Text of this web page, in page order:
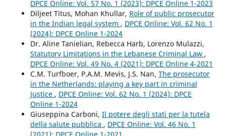
DPCE Online: Vol. 57 No. 1 (2023): DPCE Online 1-2023
Diljeet Titus, Mohan Khullar, Role of public prosecutor
in the Indian legal system , DPCE Online: Vol. 62 No. 1
(2024): DPCE Online 1-2024
Dr. Aline Tanielian, Rebecca Harb, Lorenzo Mulazzi,
Statutory Limitations in the Lebanese Criminal Law ,
DPCE Online: Vol. 49 No. 4 (2021): DPCE Online 4-2021
C.M. Turfboer, P.A.M. Mevis, J.S. Nan, The prosecutor
in the Netherlands: playing a key part in criminal
Justice , DPCE Online: Vol. 62 No. 1 (2024): DPCE
Online 1-2024
Giuseppina Carboni, Il potere degli stati per la tutela
della salute pubblica , DPCE Online: Vol. 46 No. 1
(2021): DPCE Online 1-2021